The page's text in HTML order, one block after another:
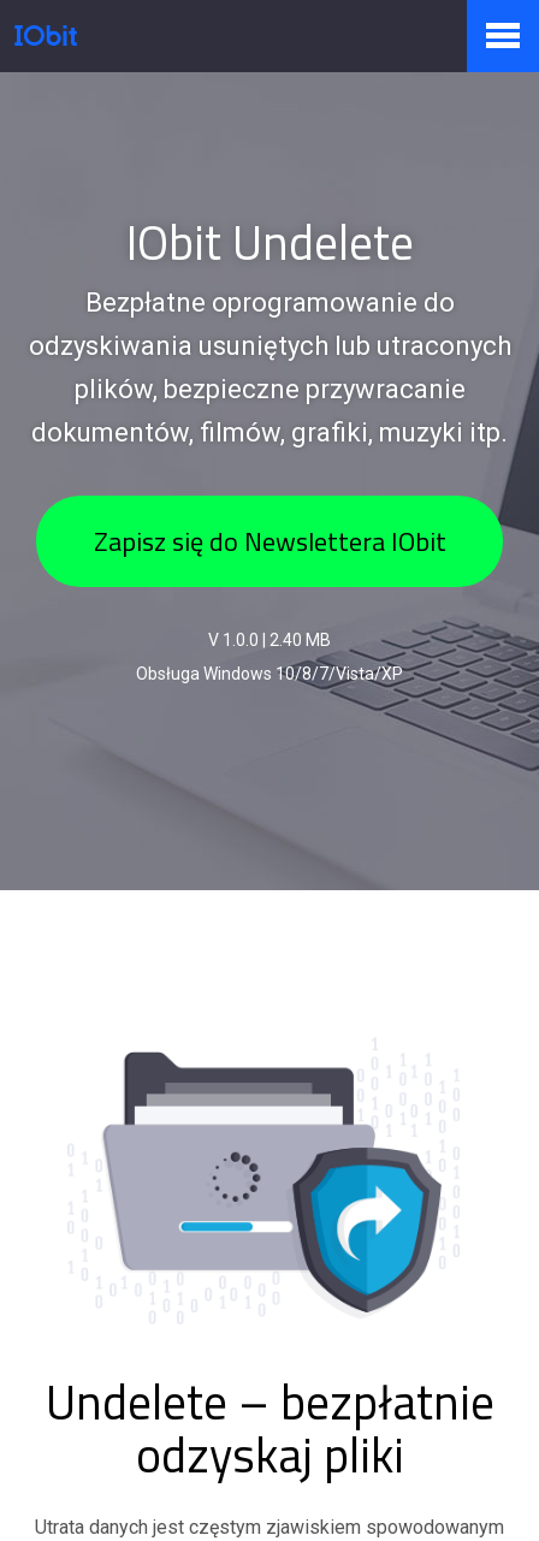
Biuro prasowe
Pomoc
Partnerzy
IObit Undelete
Bezpłatne oprogramowanie do
odzyskiwania usuniętych lub utraconych
plików, bezpieczne przywracanie
dokumentów, filmów, grafiki, muzyki itp.
Zapisz się do Newslettera IObit
V 1.0.0
2.40 MB
Obsługa Windows 10/8/7/Vista/XP
Undelete – bezpłatnie
odzyskaj pliki
Utrata danych jest częstym zjawiskiem spowodowanym